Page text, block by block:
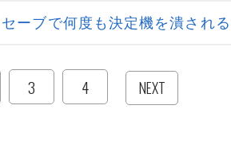
ーブで何度も決定機を潰される
3 4 NEXT